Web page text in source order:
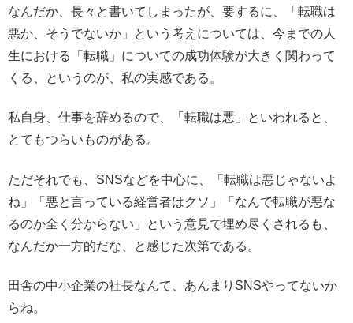
なんだか、長々と書いてしまったが、要するに、「転職は
悪か、そうでないか」という考えについては、今までの人
生における「転職」についての成功体験が大きく関わって
くる、というのが、私の実感である。
私自身、仕事を辞めるので、「転職は悪」といわれると、
とてもつらいものがある。
ただそれでも、SNSなどを中心に、「転職は悪じゃないよ
ね」「悪と言っている経営者はクソ」「なんで転職が悪な
るのか全く分からない」という意見で埋め尽くされるも、
なんだか一方的だな、と感じた次第である。
田舎の中小企業の社長なんて、あんまりSNSやってないか
らね。